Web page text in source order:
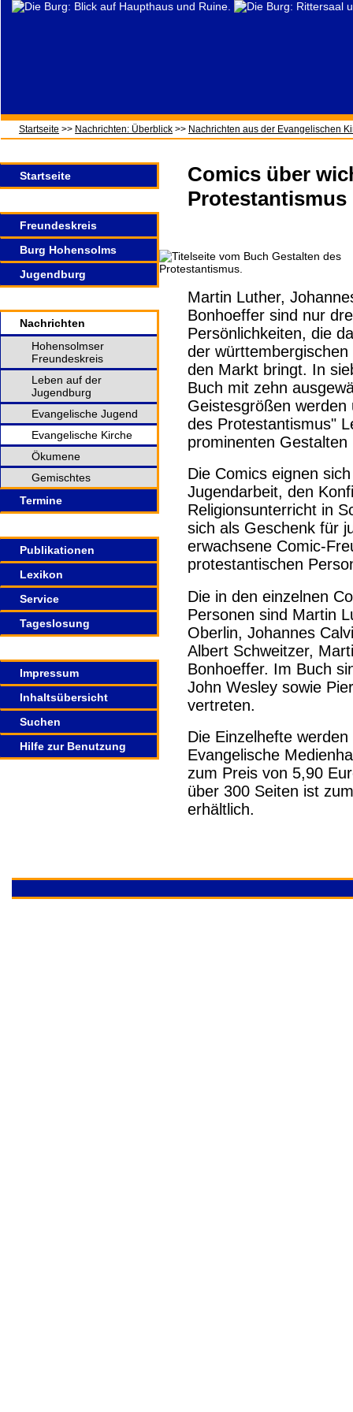
Startseite >> Nachrichten: Überblick >> Nachrichten aus der Evangelischen
Comics über
Protestantismus
Martin Luther,
Bonhoeffer sind nur
Persönlichkeiten, die
der
den Markt bringt. In
Buch mit zehn
Geistesgrößen
des Protestantismus"
prominenten
Die Comics eignen
Jugendarbeit, den
Religionsunterricht in
sich als Geschenk für
erwachsene Comic-
protestantischen
Die in den einzelnen
Personen sind Martin
Oberlin, Johannes
Albert Schweitzer,
Bonhoeffer. Im Buch
John Wesley sowie
vertreten.
Die Einzelhefte
Evangelische
zum Preis von 5,90
über 300 Seiten ist
erhältlich.
Startseite
Freundeskreis
Burg Hohensolms
Jugendburg
Nachrichten
Hohensolmser
Freundeskreis
Leben auf der
Jugendburg
Evangelische Jugend
Evangelische Kirche
Ökumene
Gemischtes
Termine
Publikationen
Lexikon
Service
Tageslosung
Impressum
Inhaltsübersicht
Suchen
Hilfe zur Benutzung